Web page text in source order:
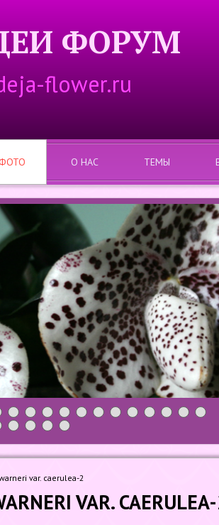
ФОРУМ
flower.ru
О НАС ТЕМЫ
7 8 9 10 11 12 13 14 15 16 17 18
25 26 27 28
var. caerulea-2
VAR.